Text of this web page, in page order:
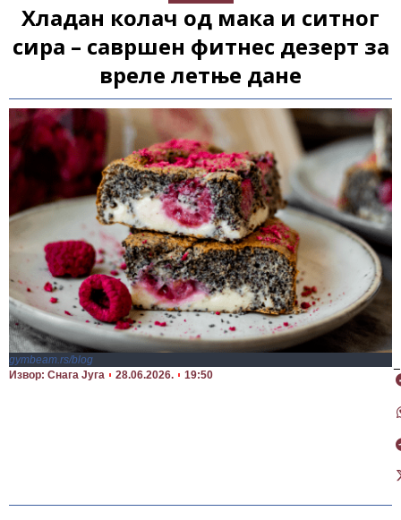
Хладан колач од мака и ситног
сира – савршен фитнес дезерт за
вреле летње дане
gymbeam.rs/blog
Извор: Снага Југа
28.06.2026. 19:50